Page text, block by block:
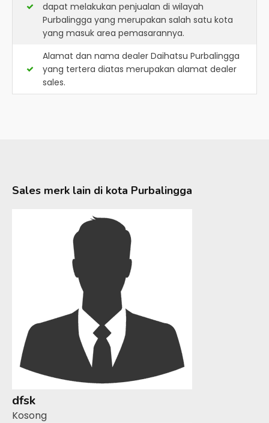
dapat melakukan penjualan di wilayah
Purbalingga yang merupakan salah satu kota
yang masuk area pemasarannya.
Alamat dan nama dealer Daihatsu Purbalingga
yang tertera diatas merupakan alamat dealer
sales.
Sales merk lain di kota Purbalingga
dfsk
Kosong